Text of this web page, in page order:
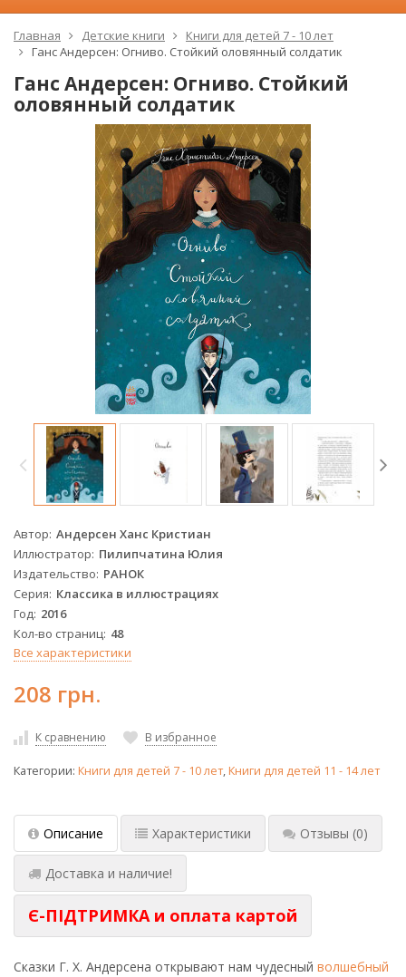
Главная Детские книги
Книги для детей 7 - 10 лет
Ганс Андерсен: Огниво. Стойкий оловянный солдатик
Ганс Андерсен: Огниво. Стойкий
оловянный солдатик
Автор Андерсен Ханс Кристиан
Иллюстратор Пилипчатина Юлия
Издательство РАНОК
Серия Классика в иллюстрациях
Год 2016
Кол-во страниц 48
Все характеристики
208 грн.
К сравнению В избранное
Категории: Книги для детей 7 - 10 лет,Книги для детей 11 - 14 лет
Описание Характеристики Отзывы (0)
Доставка и наличие!
Є-ПІДТРИМКА и оплата картой
Сказки Г. Х. Андерсена открывают нам чудесный волшебный